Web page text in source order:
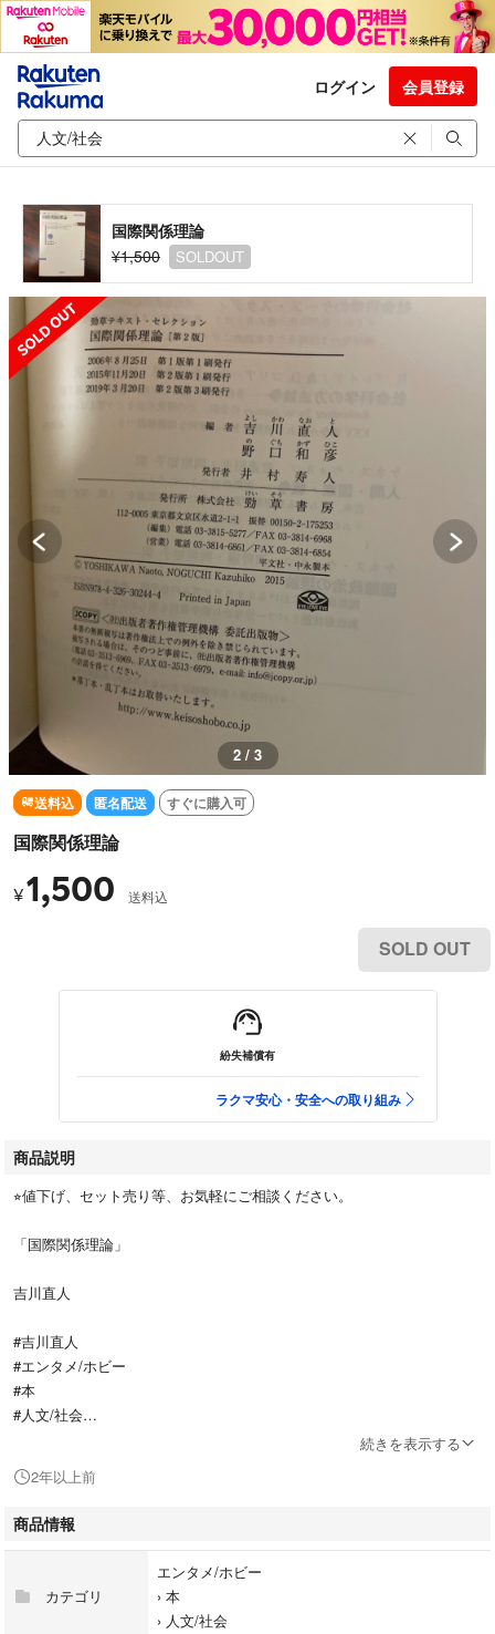
ログイン 会員登録
国際関係理論
¥1,500
SOLDOUT
2 / 3
送料込 匿名配送 すぐに購入可
国際関係理論
¥1,500 送料込
SOLD OUT
紛失補償有
ラクマ安心・安全への取り組み
商品説明
⭐︎値下げ、セット売り等、お気軽にご相談ください。
「国際関係理論」
吉川直人
#吉川直人
#エンタメ/ホビー
#本
#人文/社会
続きを表示する
2年以上前
商品情報
カテゴリ
エンタメ/ホビー
› 本
› 人文/社会